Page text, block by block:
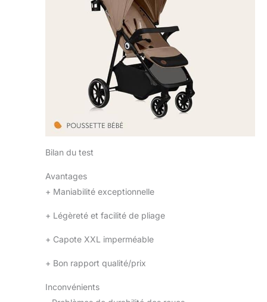
toute seule
AMORTISSEMENT
COMPLET : le
rembourrage à
l'avant et à l'arrière
assure la stabilité et
protège votre
enfant des
secousses et des
stable et très
CONFORT
poussette pliante
Bilan du test
Avantages
+ Maniabilité exceptionnelle
+ Légèreté et facilité de pliage
+ Capote XXL imperméable
+ Bon rapport qualité/prix
Inconvénients